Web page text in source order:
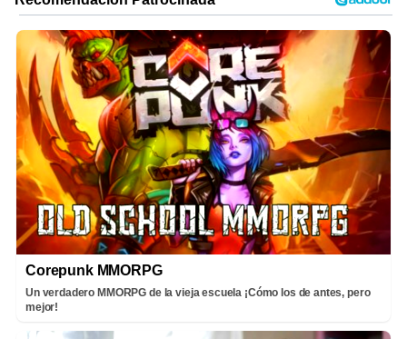
Corepunk MMORPG
Un verdadero MMORPG de la vieja escuela ¡Cómo los de antes, pero
mejor!